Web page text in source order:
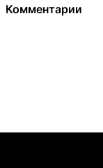
Комментарии